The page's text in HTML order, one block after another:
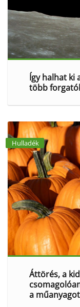
Így halhat ki
több
Hulladék
Áttörés, a
a műanyagot